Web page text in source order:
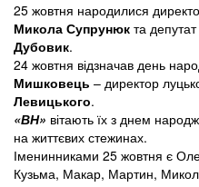
25 жовтня народилися
Микола Супрунюк та
Дубовик.
24 жовтня відзначав день
Мишковець – директор
Левицького.
«ВН» вітають їх з днем
на життєвих стежинах.
Іменинниками 25 жовтня є
Кузьма, Макар, Мартин,